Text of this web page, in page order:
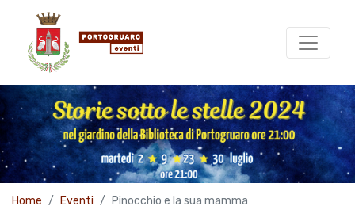
Home Eventi Pinocchio e la sua mamma